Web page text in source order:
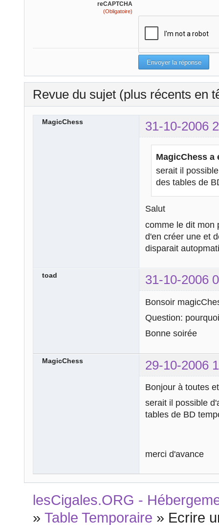
reCAPTCHA
(Obligatoire)
Revue du sujet (plus récents en
MagicChess 31-10-2006
MagicChess a
serait il
des tables de
Salut
comme le dit mon
d'en créer une et
disparait
toad 31-10-2006
Bonsoir
Question:
Bonne soirée
MagicChess 29-10-2006
Bonjour à toutes
serait il possible
tables de BD
merci d'avance
lesCigales.ORG -
»Table Temporaire » Ecrire